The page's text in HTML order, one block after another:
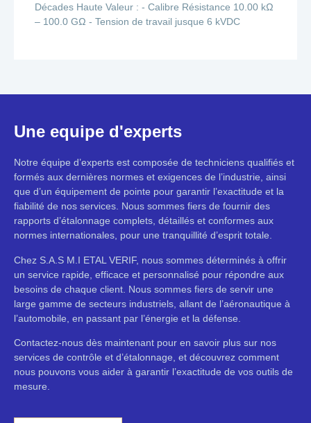
Décades Haute Valeur : - Calibre Résistance 10.00 kΩ
– 100.0 GΩ - Tension de travail jusque 6 kVDC
Une equipe d'experts
Notre équipe d’experts est composée de techniciens qualifiés et
formés aux dernières normes et exigences de l’industrie, ainsi
que d’un équipement de pointe pour garantir l’exactitude et la
fiabilité de nos services. Nous sommes fiers de fournir des
rapports d’étalonnage complets, détaillés et conformes aux
normes internationales, pour une tranquillité d’esprit totale.
Chez S.A.S M.I ETAL VERIF, nous sommes déterminés à offrir
un service rapide, efficace et personnalisé pour répondre aux
besoins de chaque client. Nous sommes fiers de servir une
large gamme de secteurs industriels, allant de l’aéronautique à
l’automobile, en passant par l’énergie et la défense.
Contactez-nous dès maintenant pour en savoir plus sur nos
services de contrôle et d’étalonnage, et découvrez comment
nous pouvons vous aider à garantir l’exactitude de vos outils de
mesure.